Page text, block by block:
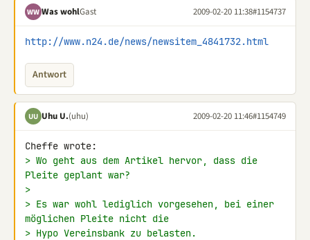
WW Was wohlGast 2009-02-20 11:38#1154737
http://www.n24.de/news/newsitem_4841732.html
Antwort
UU Uhu U.(uhu) 2009-02-20 11:46#1154749
> Wo geht aus dem Artikel hervor, dass die
Pleite geplant war?
>
> Es war wohl lediglich vorgesehen, bei einer
möglichen Pleite nicht die
> Hypo Vereinsbank zu belasten.